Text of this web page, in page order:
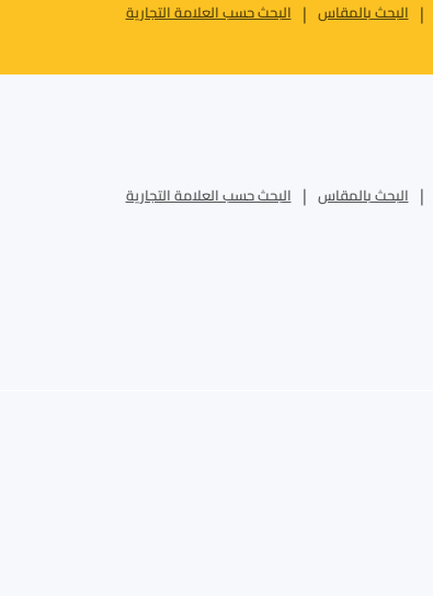
البحث بالمقاس البحث حسب العلامة التجارية
البحث بالمقاس البحث حسب العلامة التجارية